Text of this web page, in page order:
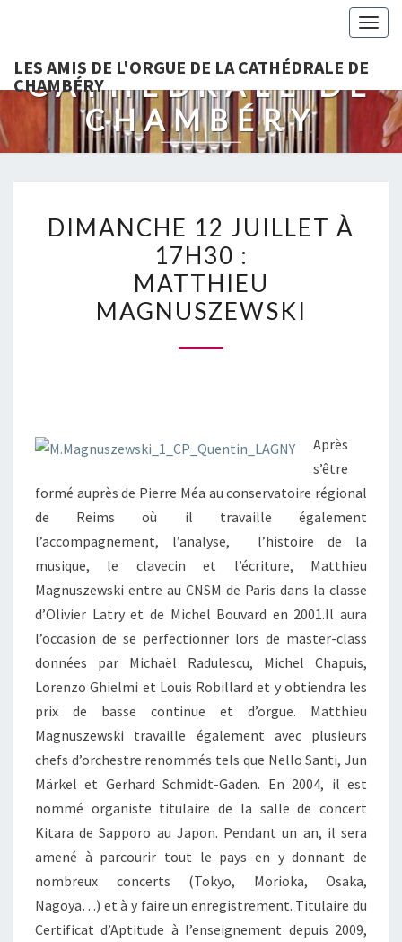
LES AMIS DE L'ORGUE DE LA CATHÉDRALE DE
CHAMBÉRY
L'ORGUE DE LA
CATHÉDRALE DE
CHAMBÉRY
12
JUILLET
À
17H30
MATTHIEU
DIMANCHE 12 JUILLET À
17H30 :
MATTHIEU
MAGNUSZEWSKI
Après
s’être
formé auprès de Pierre Méa au conservatoire régional
de Reims où il travaille également
l’accompagnement, l’analyse, l’histoire de la
musique, le clavecin et l’écriture, Matthieu
Magnuszewski entre au CNSM de Paris dans la classe
d’Olivier Latry et de Michel Bouvard en 2001.Il aura
l’occasion de se perfectionner lors de master-class
données par Michaël Radulescu, Michel Chapuis,
Lorenzo Ghielmi et Louis Robillard et y obtiendra les
prix de basse continue et d’orgue. Matthieu
Magnuszewski travaille également avec plusieurs
chefs d’orchestre renommés tels que Nello Santi, Jun
Märkel et Gerhard Schmidt-Gaden. En 2004, il est
nommé organiste titulaire de la salle de concert
Kitara de Sapporo au Japon. Pendant un an, il sera
amené à parcourir tout le pays en y donnant de
nombreux concerts (Tokyo, Morioka, Osaka,
Nagoya…) et à y faire un enregistrement. Titulaire du
Certificat d’Aptitude à l’enseignement depuis 2009,